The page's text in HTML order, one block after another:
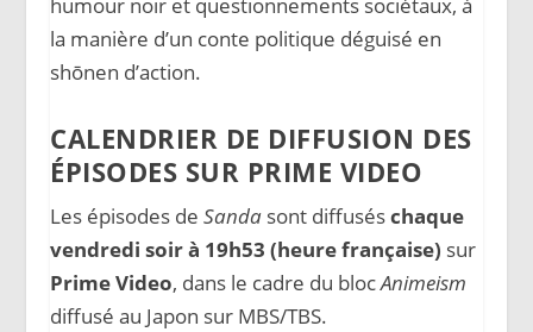
humour noir et questionnements sociétaux, à
la manière d’un conte politique déguisé en
shōnen d’action.
CALENDRIER DE DIFFUSION DES
ÉPISODES SUR PRIME VIDEO
Les épisodes deSanda sont diffuséschaque
vendredi soir à 19h53 (heure française) sur
Prime Video, dans le cadre du blocAnimeism
diffusé au Japon sur MBS/TBS.